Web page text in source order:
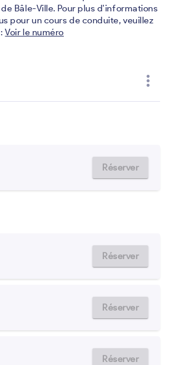
Bâle-Ville. Pour plus d'informations
pour un cours de conduite, veuillez
:Voir le numéro
more_vert
Réserver
Réserver
Réserver
Réserver